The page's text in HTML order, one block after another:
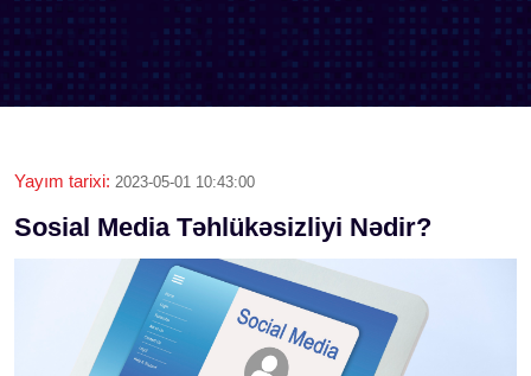
Yayım tarixi: 2023-05-01 10:43:00
Sosial Media Təhlükəsizliyi Nədir?